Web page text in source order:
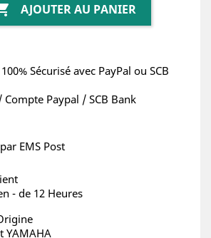
AJOUTER AU PANIER
Sécurisé avec PayPal ou SCB
Compte Paypal / SCB Bank
EMS Post
- de 12 Heures
YAMAHA